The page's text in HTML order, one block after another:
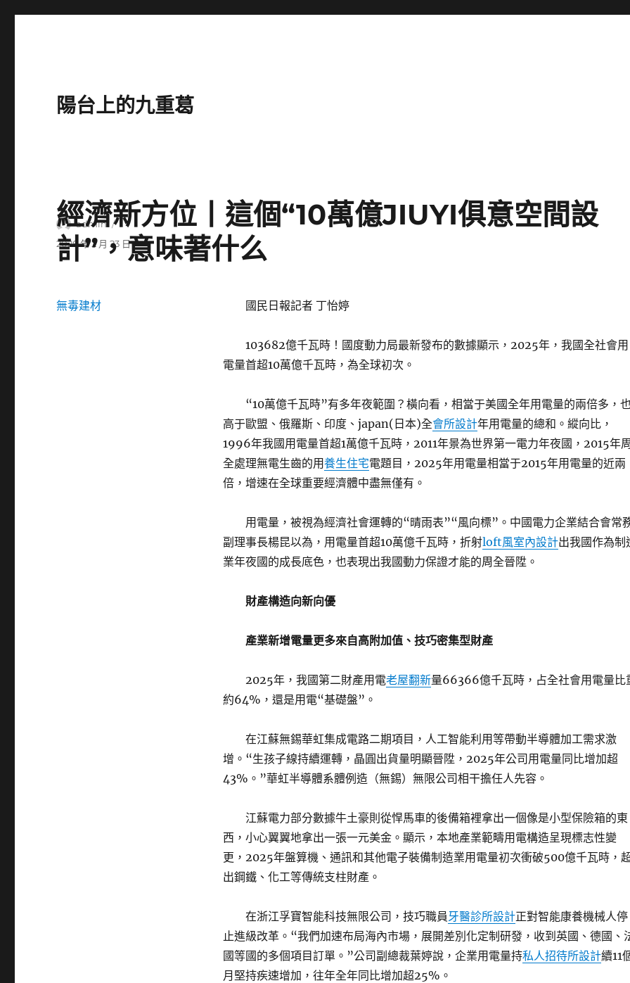
陽台上的九重葛
經濟新方位丨這個“10萬億JIUYI俱意空間設
計”，意味著什么
國民日報記者 丁怡婷
103682億千瓦時！國度動力局最新發布的數據顯示，2025年，我國全社會用
電量首超10萬億千瓦時，為全球初次。
“10萬億千瓦時”有多年夜範圍？橫向看，相當于美國全年用電量的兩倍多，
高于歐盟、俄羅斯、印度、japan(日本)全會所設計年用電量的總和。縱向比，
1996年我國用電量首超1萬億千瓦時，2011年景為世界第一電力年夜國，2015年周
全處理無電生齒的用養生住宅電題目，2025年用電量相當于2015年用電量的近兩
倍，增速在全球重要經濟體中盡無僅有。
用電量，被視為經濟社會運轉的“晴雨表”“風向標”。中國電力企業結合會常
副理事長楊昆以為，用電量首超10萬億千瓦時，折射loft風室內設計出我國作為制
業年夜國的成長底色，也表現出我國動力保證才能的周全晉陞。
財產構造向新向優
產業新增電量更多來自高附加值、技巧密集型財產
2025年，我國第二財產用電老屋翻新量66366億千瓦時，占全社會用電量比
約64%，還是用電“基礎盤”。
在江蘇無錫華虹集成電路二期項目，人工智能利用等帶動半導體加工需求激
增。“生孩子線持續運轉，晶圓出貨量明顯晉陞，2025年公司用電量同比增加超
43%。”華虹半導體系體例造（無錫）無限公司相干擔任人先容。
江蘇電力部分數據牛土豪則從悍馬車的後備箱裡拿出一個像是小型保險箱的東
西，小心翼翼地拿出一張一元美金。顯示，本地產業範疇用電構造呈現標志性變
更，2025年盤算機、通訊和其他電子裝備制造業用電量初次衝破500億千瓦時，
出鋼鐵、化工等傳統支柱財產。
在浙江孚寶智能科技無限公司，技巧職員牙醫診所設計正對智能康養機械人停
止進級改革。“我們加速布局海內市場，展開差別化定制研發，收到英國、德國、
國等國的多個項目訂單。”公司副總裁葉婷說，企業用電量持私人招待所設計續11
月堅持疾速增加，往年全年同比增加超25%。
無毒建材
作
者
admin
發
佈
2026 年 2 月 23 日